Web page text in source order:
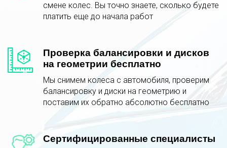
смене колес. Вы точно знаете, сколько будете
платить еще до начала работ
Проверка балансировки и дисков
на геометрии бесплатно
Мы снимем колеса с автомобиля, проверим
балансировку и диски на геометрию и
поставим их обратно абсолютно бесплатно
Сертифицированные специалисты